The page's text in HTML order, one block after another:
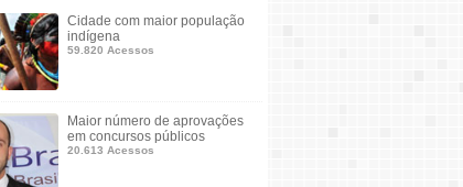
Cidade com maior população
indígena
59.820 Acessos
Maior número de aprovações
em concursos públicos
20.613 Acessos